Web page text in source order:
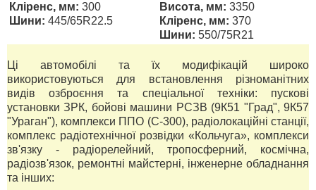
Кліренс, мм: 300
Шини: 445/65R22.5
Висота, мм: 3350
Кліренс, мм: 370
Шини: 550/75R21
Ці автомобілі та їх модифікацій широко
використовуються для встановлення різноманітних
видів озброєння та спеціальної техніки: пускові
установки ЗРК, бойові машини РСЗВ (9К51 "Град", 9К57
"Ураган"), комплекси ППО (С-300), радіолокаційні станції,
комплекс радіотехнічної розвідки «Кольчуга», комплекси
зв'язку - радіорелейний, тропосферний, космічна,
радіозв'язок, ремонтні майстерні, інженерне обладнання
та інших: